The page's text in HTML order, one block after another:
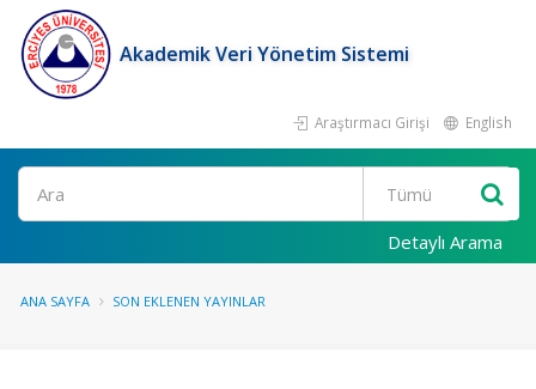
Akademik Veri Yönetim Sistemi
Araştırmacı Girişi English
Ara
Detaylı Arama
ANA SAYFA SON EKLENEN YAYINLAR